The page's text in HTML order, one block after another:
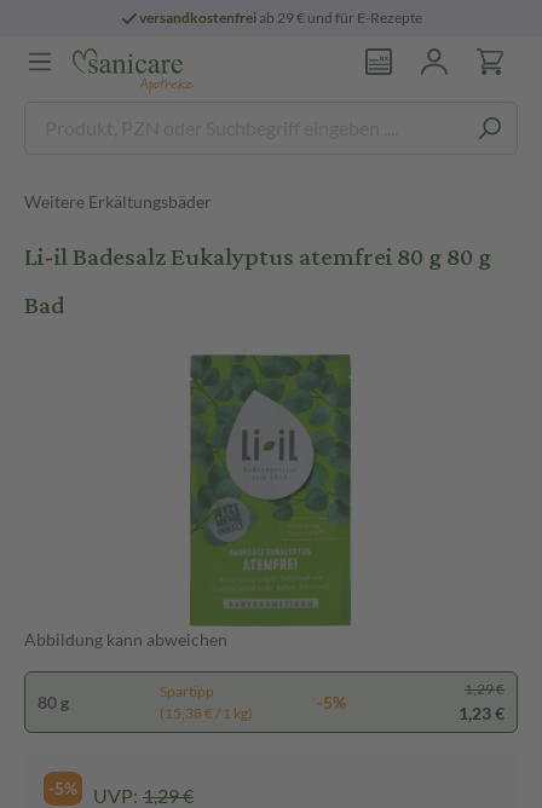
versandkostenfreiab 29 € und für E-Rezepte
Weitere Erkältungsbäder
Li-il Badesalz Eukalyptus atemfrei 80 g 80 g
Bad
Abbildung kann abweichen
80 g
Spartipp
(15,38 € / 1 kg)
-5%
1,29 €
1,23 €
-5% UVP: 1,29 €